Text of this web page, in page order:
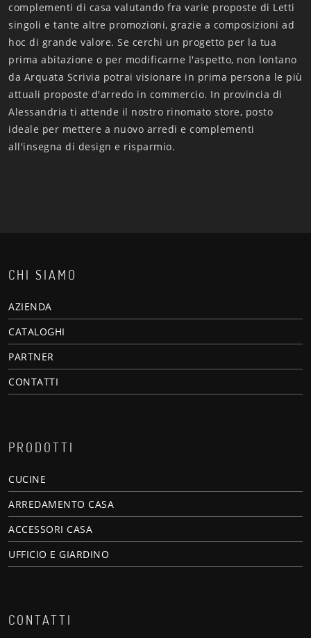
complementi di casa valutando fra varie proposte di Letti
singoli e tante altre promozioni, grazie a composizioni ad
hoc di grande valore. Se cerchi un progetto per la tua
prima abitazione o per modificarne l'aspetto, non lontano
da Arquata Scrivia potrai visionare in prima persona le più
attuali proposte d'arredo in commercio. In provincia di
Alessandria ti attende il nostro rinomato store, posto
ideale per mettere a nuovo arredi e complementi
all'insegna di design e risparmio.
CHI SIAMO
AZIENDA
CATALOGHI
PARTNER
CONTATTI
PRODOTTI
CUCINE
ARREDAMENTO CASA
ACCESSORI CASA
UFFICIO E GIARDINO
CONTATTI